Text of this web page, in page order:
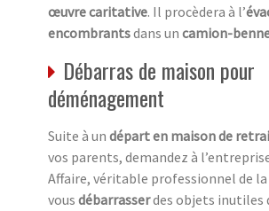
œuvre caritative. Il procèdera à l’
encombrantsdans un camion-
Débarras de maison pour
déménagement
Suite à un départ en maison de
vos parents, demandez à
Affaire, véritable professionnel de la
vous débarrasserdes objets inutiles